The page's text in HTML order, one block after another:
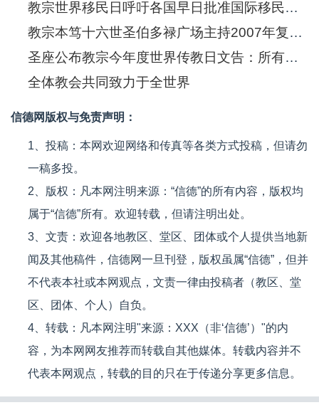
教宗世界移民日呼吁各国早日批准国际移民条例，维护移民家庭权益
教宗本笃十六世圣伯多禄广场主持2007年复活节弥撒并发表文告
圣座公布教宗今年度世界传教日文告：所有各地的教会为全世界服务
全体教会共同致力于全世界
信德网版权与免责声明：
1、投稿：本网欢迎网络和传真等各类方式投稿，但请勿
一稿多投。
2、版权：凡本网注明来源：“信德”的所有内容，版权均
属于“信德”所有。欢迎转载，但请注明出处。
3、文责：欢迎各地教区、堂区、团体或个人提供当地新
闻及其他稿件，信德网一旦刊登，版权虽属“信德”，但并
不代表本社或本网观点，文责一律由投稿者（教区、堂
区、团体、个人）自负。
4、转载：凡本网注明"来源：XXX（非‘信德’）"的内
容，为本网网友推荐而转载自其他媒体。转载内容并不
代表本网观点，转载的目的只在于传递分享更多信息。